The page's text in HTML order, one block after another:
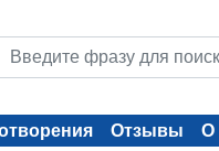
Отзывы О